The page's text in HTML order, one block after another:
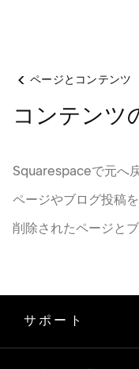
ページとコンテンツ
コンテンツ
Squarespaceで元へ
ページやブログ投稿
削除されたページと
サポート